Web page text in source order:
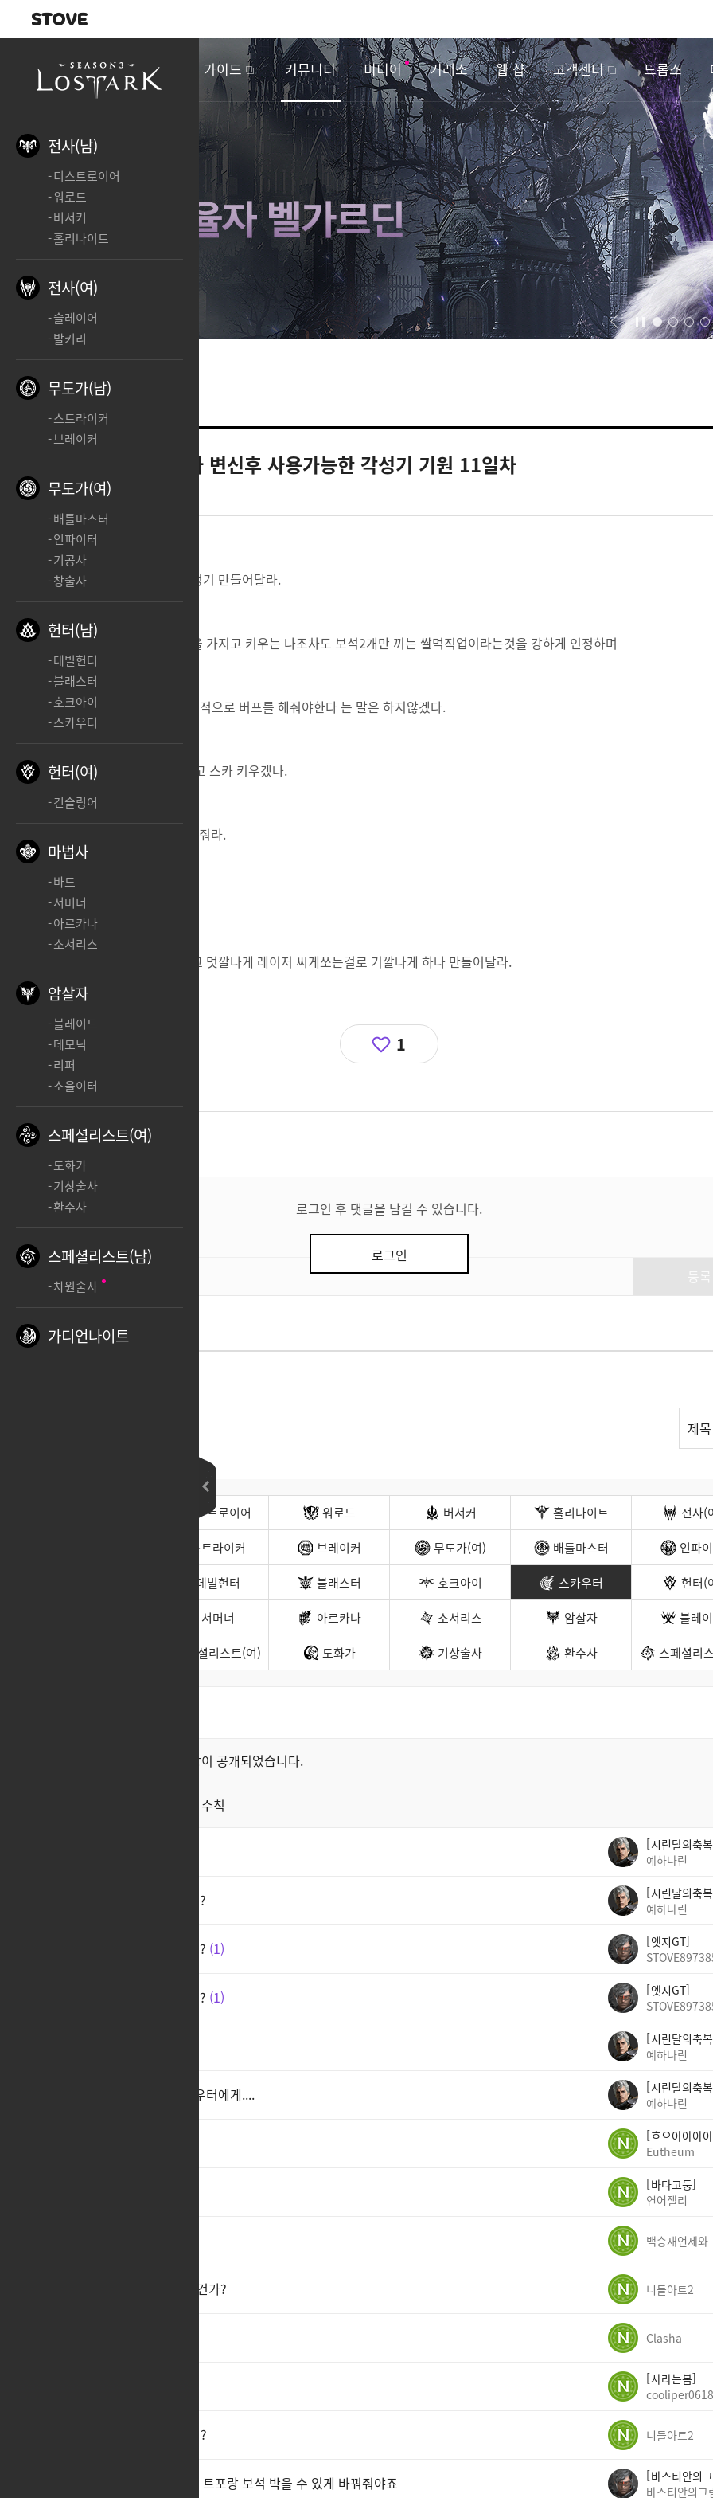
새소식 게임정보 가이드 커뮤니티 미디어 거래소 웹 샵 고객센터 드롭스
유산스카 변신후 사용가능한 각성기 기원 11일차
2024.03.08 04:04
유산 스카도 변신후 사용가능한 각성기 만들어달라.
버프도 좀 해줬으면 좋겠지만 애정을 가지고 키우는 나조차도 보석2개만 끼는 쌀먹직업이라는것을 강하게 인정하며
차마 다른케릭들에 비교해가며 압도적으로 버프를 해줘야한다 는 말은 하지않겠다.
짜피 애정, 애증으로 키우지 성능보고 스카 키우겠나.
각물대체제(현 각성기) 만 좀 건들여줘라.
우리도 각성기로 딜을 넣고싶다.
기존각성기 드론폭격, 드론자폭 말고 멋깔나게 레이저 씨게쏘는걸로 기깔나게 하나 만들어달라.
1
댓글0
로그인 후 댓글을 남길 수 있습니다.
로그인
기
스
트
색
제목
전사(남)
디스트로이어
워로드
버서커
홀리나이트
전사(여)
슬레이어
발키리
무도가(남)
스트라이커
브레이커
무도가(여)
배틀마스터
인파이터
기공사
창술사
헌터(남)
데빌헌터
블래스터
호크아이
스카우터
헌터(여)
건슬링어
마법사
바드
서머너
아르카나
소서리스
암살자
블레이드
데모닉
리퍼
소울이터
스페셜리스트(여)
도화가
기상술사
환수사
스페셜리스트(남)
차원술사
가디언나이트
디스트로이어 워로드 버서커 홀리나이트
전사(
스트라이커 브레이커 무도가(여) 배틀마스터
인파
데빌헌터 블래스터 호크아이 스카우터
헌터(
서머너 아르카나 소서리스 암살자
블레
스페셜리스트(여) 도화가 기상술사 환수사 스페셜리
클래스 스킬 영상이 공개되었습니다.
직업게시판 이용 수칙
시린달의축복
예하나린
스카우터 선택한 게 잘못인가요?
시린달의축복
예하나린
스카우터 핫픽스 왜 안해주나요? 1
엣지GT
스카우터 핫픽스 왜 안해주나요? 1
엣지GT
시린달의축복
예하나린
아니 나 왜 이번 슈모익을 스카우터에게....
시린달의축복
예하나린
흐으아아아
Eutheum
바다고둥
연어젤리
백승재언제와
기술스카는 차단되서 안보이는건가? 니들아트2
Clasha
사라는봄
cooliper0618
기술 스카는 안보이지?? 제학씨? 니들아트2
보석 바꿀거면 유산은 싱크스킬 트포랑 보석 박을 수 있게 바꿔줘야죠
바스티안의
바스티안의그